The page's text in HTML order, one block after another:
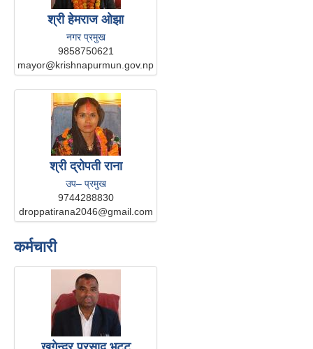
श्री हेमराज ओझा
नगर प्रमुख
9858750621
mayor@krishnapurmun.gov.np
श्री द्रोपती राना
उप– प्रमुख
9744288830
droppatirana2046@gmail.com
कर्मचारी